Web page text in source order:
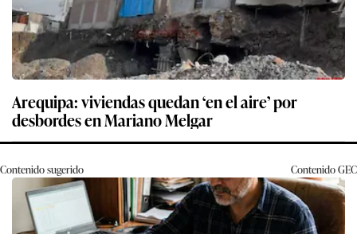
Arequipa: viviendas quedan ‘en el aire’ por
desbordes en Mariano Melgar
Contenido sugerido ContenidoGEC